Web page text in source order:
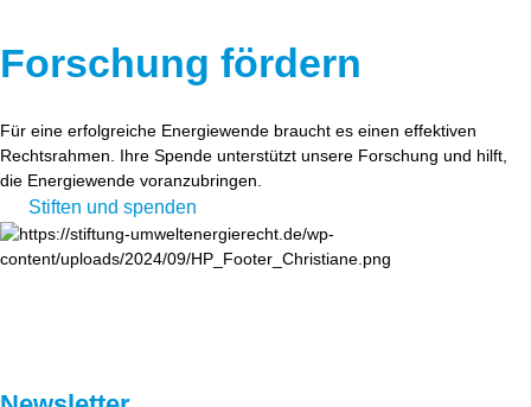
Forschung fördern
Für eine erfolgreiche Energiewende braucht es einen effektiven
Rechtsrahmen. Ihre Spende unterstützt unsere Forschung und hilft,
die Energiewende voranzubringen.
Stiften und spenden